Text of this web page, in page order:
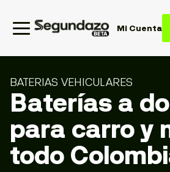
Mi Cuenta
BATERIAS VEHICULARES
Baterías a
para carro y
todo